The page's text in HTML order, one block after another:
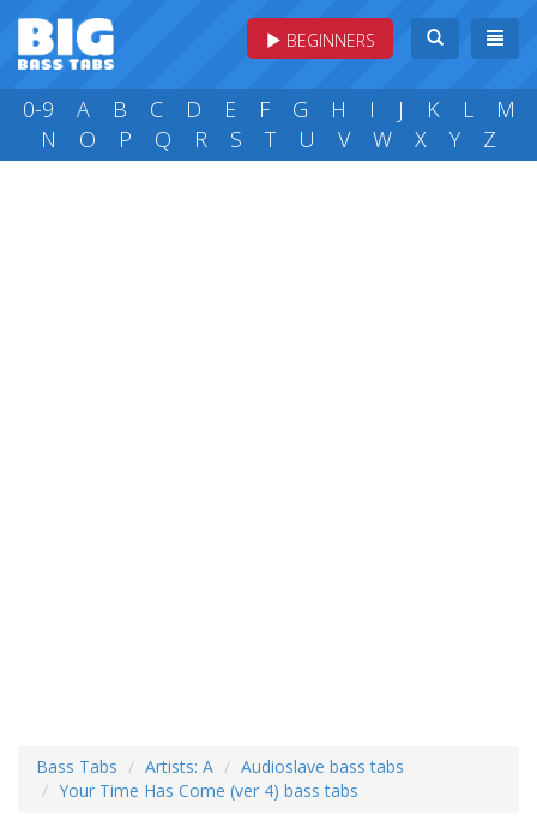
BEGINNERS
0-9 A B C D E F G H I J K L
M
N
O P Q R S T U V W X Y Z
Bass Tabs Artists: A
Audioslave bass tabs
Your Time Has Come (ver 4) bass tabs